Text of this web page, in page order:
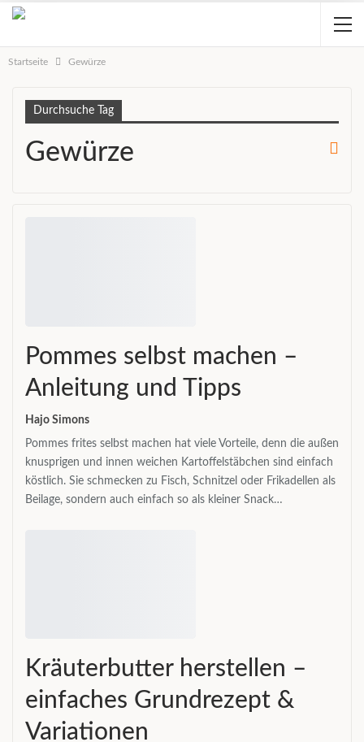
Startseite Gewürze
Durchsuche Tag
Gewürze
Pommes selbst machen –
Anleitung und Tipps
Hajo Simons
Pommes frites selbst machen hat viele Vorteile, denn die außen
knusprigen und innen weichen Kartoffelstäbchen sind einfach
köstlich. Sie schmecken zu Fisch, Schnitzel oder Frikadellen als
Beilage, sondern auch einfach so als kleiner Snack…
Kräuterbutter herstellen –
einfaches Grundrezept &
Variationen